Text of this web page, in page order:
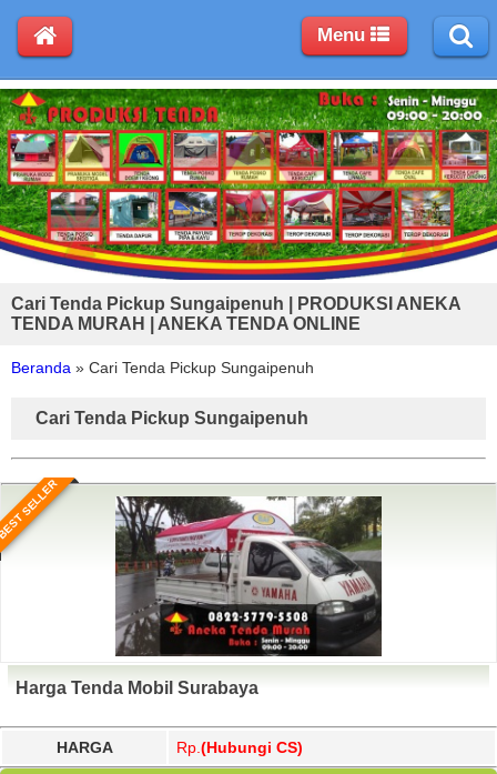
Cari Tenda Pickup Sungaipenuh | PRODUKSI ANEKA
TENDA MURAH | ANEKA TENDA ONLINE
Beranda » Cari Tenda Pickup Sungaipenuh
Cari Tenda Pickup Sungaipenuh
SELLER
Harga Tenda Mobil Surabaya
HARGA Rp. (Hubungi CS)
Menu